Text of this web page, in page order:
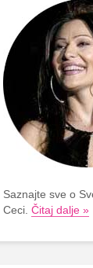
Saznajte sve o
Ceci. Čitaj dalje »